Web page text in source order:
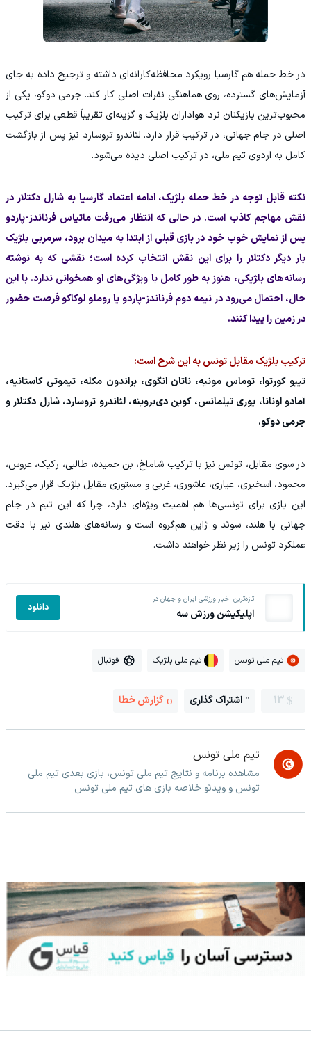
در خط حمله هم گارسیا رویکرد محافظه‌کارانه‌ای داشته و ترجیح داده به جای
آزمایش‌های گسترده، روی هماهنگی نفرات اصلی کار کند. جرمی دوکو، یکی از
محبوب‌ترین بازیکنان نزد هواداران بلژیک و گزینه‌ای تقریباً قطعی برای ترکیب
اصلی در جام جهانی، در ترکیب قرار دارد. لئاندرو تروسارد نیز پس از بازگشت
کامل به اردوی تیم ملی، در ترکیب اصلی دیده می‌شود.
نکته قابل توجه در خط حمله بلژیک، ادامه اعتماد گارسیا به شارل دکتلار در
نقش مهاجم کاذب است. در حالی که انتظار می‌رفت ماتیاس فرناندز-پاردو
پس از نمایش خوب خود در بازی قبلی از ابتدا به میدان برود، سرمربی بلژیک
بار دیگر دکتلار را برای این نقش انتخاب کرده است؛ نقشی که به نوشته
رسانه‌های بلژیکی، هنوز به طور کامل با ویژگی‌های او همخوانی ندارد. با این
حال، احتمال می‌رود در نیمه دوم فرناندز-پاردو یا روملو لوکاکو فرصت حضور
در زمین را پیدا کنند.
ترکیب بلژیک مقابل تونس به این شرح است:
تیبو کورتوا، توماس مونیه، ناتان انگوی، براندون مکله، تیموتی کاستانیه،
آمادو اونانا، یوری تیلمانس، کوین دی‌بروینه، لئاندرو تروسارد، شارل دکتلار و
جرمی دوکو.
در سوی مقابل، تونس نیز با ترکیب شاماخ، بن حمیده، طالبی، رکیک، عروس،
محمود، اسخیری، عیاری، عاشوری، غربی و مستوری مقابل بلژیک قرار می‌گیرد.
این بازی برای تونسی‌ها هم اهمیت ویژه‌ای دارد، چرا که این تیم در جام
جهانی با هلند، سوئد و ژاپن هم‌گروه است و رسانه‌های هلندی نیز با دقت
عملکرد تونس را زیر نظر خواهند داشت.
تازه‌ترین اخبار ورزشی ایران و جهان در
اپلیکیشن ورزش سه دانلود
تیم ملی تونس تیم ملی بلژیک فوتبال
13 اشتراک گذاری گزارش خطا
تیم ملی تونس
مشاهده برنامه و نتایج تیم ملی تونس، بازی بعدی تیم ملی
تونس و ویدئو خلاصه بازی های تیم ملی تونس